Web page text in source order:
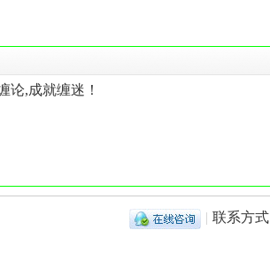
论,成就缠迷！
| 联系方式